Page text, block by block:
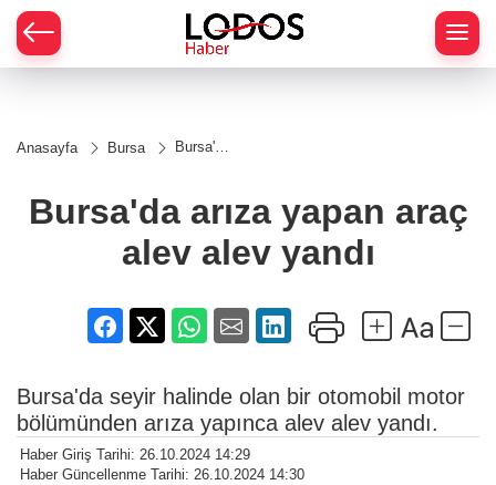
Anasayfa Bursa
Bursa'da
alev
yandı
Bursa'da arıza yapan araç
alev alev yandı
Bursa'da seyir halinde olan bir otomobil motor
bölümünden arıza yapınca alev alev yandı.
Haber Giriş Tarihi: 26.10.2024 14:29
Haber Güncellenme Tarihi: 26.10.2024 14:30